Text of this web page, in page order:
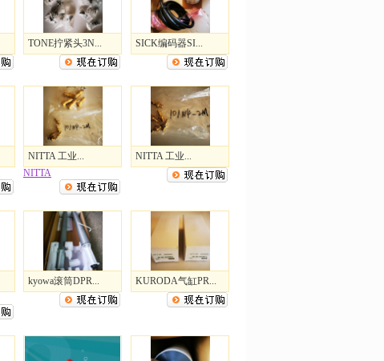
TONE拧紧头3N... SICK编码器SI...
NITTA 工业...
NITTA
NITTA 工业...
kyowa滚筒DPR... KURODA气缸PR...